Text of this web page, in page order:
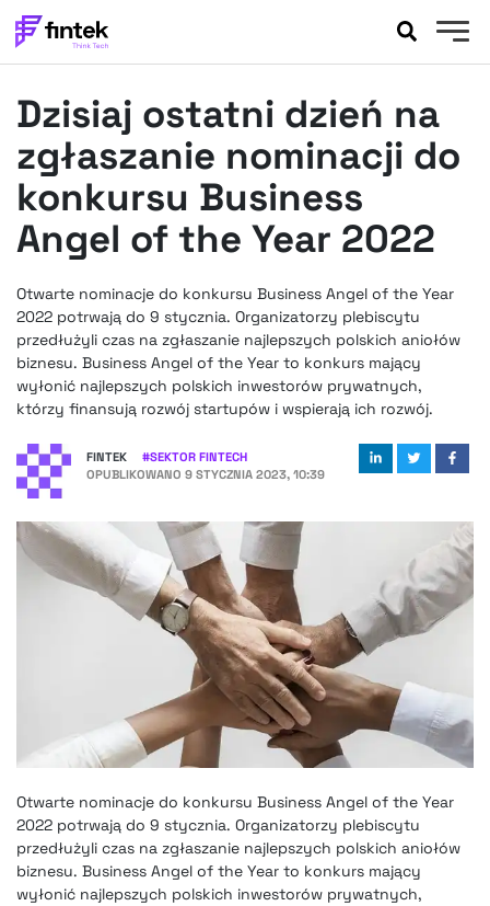
BANKOWOŚĆ
EVENTY
FELIETONY
WYWIADY
LEGAL
FINTEKEXTRA
OKIEM EKSPERTA
Dzisiaj ostatni dzień na
zgłaszanie nominacji do
konkursu Business
Angel of the Year 2022
Otwarte nominacje do konkursu Business Angel of the Year
2022 potrwają do 9 stycznia. Organizatorzy plebiscytu
przedłużyli czas na zgłaszanie najlepszych polskich aniołów
biznesu. Business Angel of the Year to konkurs mający
wyłonić najlepszych polskich inwestorów prywatnych,
którzy finansują rozwój startupów i wspierają ich rozwój.
FINTEK #SEKTOR FINTECH
OPUBLIKOWANO 9 STYCZNIA 2023, 10:39
Otwarte nominacje do konkursu Business Angel of the Year
2022 potrwają do 9 stycznia. Organizatorzy plebiscytu
przedłużyli czas na zgłaszanie najlepszych polskich aniołów
biznesu. Business Angel of the Year to konkurs mający
wyłonić najlepszych polskich inwestorów prywatnych,